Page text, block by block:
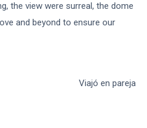
the view were surreal, the dome
and beyond to ensure our
Viajó en pareja